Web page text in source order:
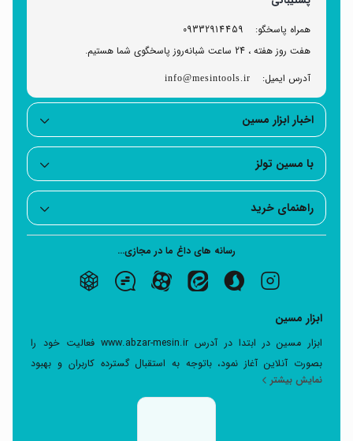
همراه پاسخگو:
09332914459
هفت روز هفته ، 24 ساعت شبانه‌روز پاسخگوی شما هستیم.
آدرس ایمیل:
info@mesintools.ir
اخبار ابزار مسین
با مسین تولز
راهنمای خرید
رسانه های داغ ما در مجازی...
ابزار مسین
ابزار مسین در ابتدا در آدرس www.abzar-mesin.ir فعالیت خود را
بصورت آنلاین آغاز نمود، باتوجه به استقبال گسترده کاربران و بهبود
مقایسه در سایت تخصصی ابزار بر آن شدیم که سرویس جدید برای ارتباط
مستقیم پویا و بهبود امکانات جهت رضایتمندی شما مشتریان عزیز در
نمایش بیشتر